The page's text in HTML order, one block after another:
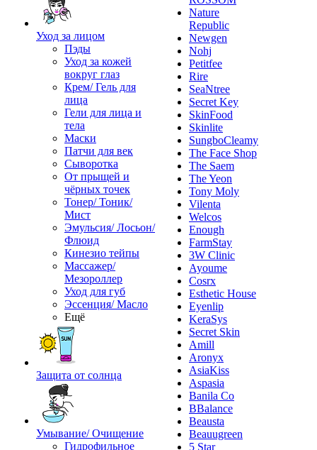
Уход за лицом
Пэды
Уход за кожей
вокруг глаз
Крем/ Гель для
лица
Гели для лица и
тела
Маски
Патчи для век
Сыворотка
От прыщей и
чёрных точек
Тонер/ Тоник/
Мист
Эмульсия/ Лосьон/
Флюид
Кинезио тейпы
Массажер/
Мезороллер
Уход для губ
Эссенция/ Масло
Ещё
Защита от солнца
Умывание/ Очищение
Гидрофильное
Nature
Republic
Newgen
Nohj
Petitfee
Rire
SeaNtree
Secret Key
SkinFood
Skinlite
SungboCleamy
The Face Shop
The Saem
The Yeon
Tony Moly
Vilenta
Welcos
Enough
FarmStay
3W Clinic
Ayoume
Cosrx
Esthetic House
Eyenlip
KeraSys
Secret Skin
Amill
Aronyx
AsiaKiss
Aspasia
Banila Co
BBalance
Beausta
Beauugreen
5 Star